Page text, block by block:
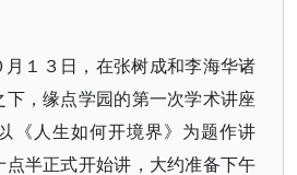
月１３日，在张树成和李海华诸
，缘点学园的第一次学术讲座
《人生如何开境界》为题作讲
半正式开始讲，大约准备下午